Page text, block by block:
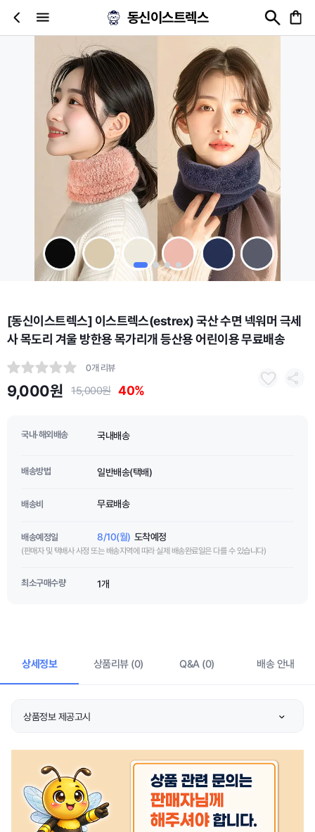
동신이스트렉스
[동신이스트렉스] 이스트렉스(estrex) 국산 수면 넥워머 극세
사 목도리 겨울 방한용 목가리개 등산용 어린이용 무료배송
0개 리뷰
9,000원 15,000원 40%
국내·해외배송 국내배송
배송방법 일반배송(택배)
배송비 무료배송
배송예정일 8/10(월) 도착예정
(판매자 및 택배사 사정 또는 배송지역에 따라 실제 배송완료일은 다를 수 있습니다)
최소구매수량 1개
상세정보 상품리뷰 (0) Q&A (0) 배송 안내
상품정보 제공고시
종류 넥워머
소재 폴리에스테르,폴리우레탄
치수 상품 상세설명 참조